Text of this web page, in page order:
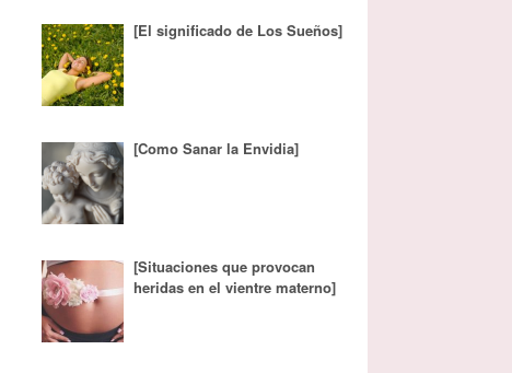
[El significado de Los Sueños]
[Como Sanar la Envidia]
[Situaciones que provocan
heridas en el vientre materno]